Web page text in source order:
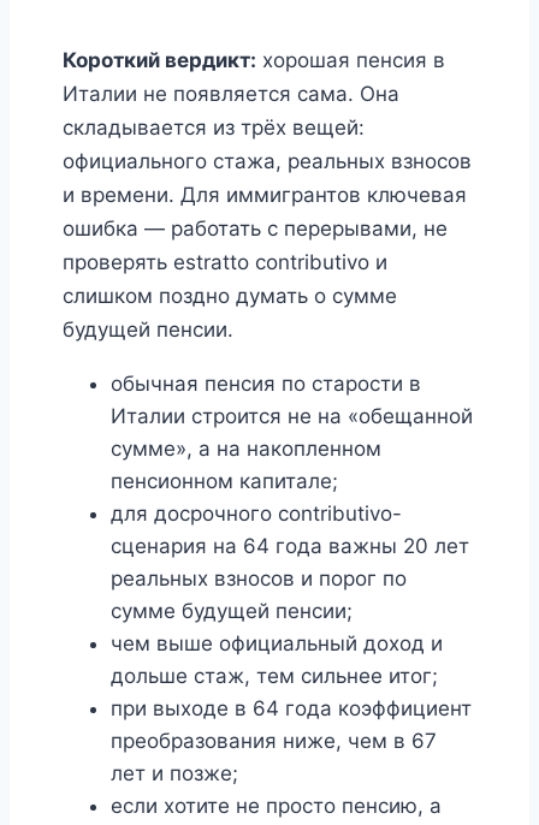
Короткий вердикт: хорошая пенсия в
Италии не появляется сама. Она
складывается из трёх вещей:
официального стажа, реальных взносов
и времени. Для иммигрантов ключевая
ошибка — работать с перерывами, не
проверять estratto contributivo и
слишком поздно думать о сумме
будущей пенсии.
обычная пенсия по старости в
Италии строится не на «обещанной
сумме», а на накопленном
пенсионном капитале;
для досрочного contributivo-
сценария на 64 года важны 20 лет
реальных взносов и порог по
сумме будущей пенсии;
чем выше официальный доход и
дольше стаж, тем сильнее итог;
при выходе в 64 года коэффициент
преобразования ниже, чем в 67
лет и позже;
если хотите не просто пенсию, а